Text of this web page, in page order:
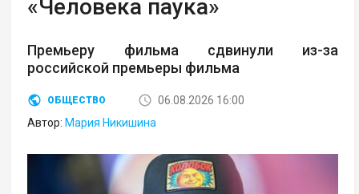
«Человека паука»
Премьеру фильма сдвинули из-за
российской премьеры фильма
ОБЩЕСТВО
06.08.2026 16:00
Автор: Мария Никишина